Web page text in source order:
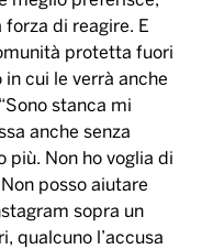
di reagire. E
protetta fuori
cui le verrà anche
stanca mi
anche senza
più. Non ho voglia di
posso aiutare
sopra un
qualcuno l’accusa